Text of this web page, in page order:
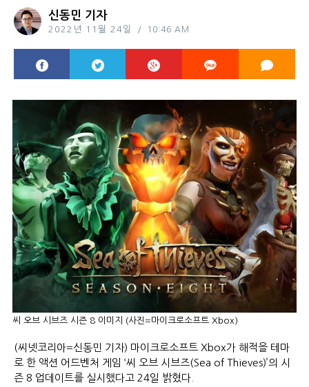
신동민 기자
2022년 11월 24일 10:46 AM
씨 오브 시브즈 시즌 8 이미지 (사진=마이크로소프트 Xbox)
(씨넷코리아=신동민 기자) 마이크로소프트 Xbox가 해적을 테마
로 한 액션 어드벤처 게임 ‘씨 오브 시브즈(Sea of Thieves)’의 시
즌 8 업데이트를 실시했다고 24일 밝혔다.